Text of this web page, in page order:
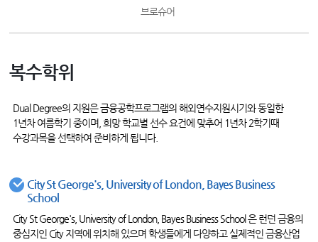
브로슈어
복수학위
Dual Degree의 지원은 금융공학프로그램의 해외연수지원시기와 동일한
1년차 여름학기 중이며, 희망 학교별 선수 요건에 맞추어 1년차 2학기때
수강과목을 선택하여 준비하게 됩니다.
City St George's, University of London, Bayes Business
School
City St George's, University of London, Bayes Business School 은 런던 금융의
중심지인 City 지역에 위치해 있으며 학생들에게 다양하고 실제적인 금융산업